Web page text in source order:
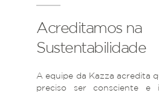
Acreditamos na
Sustentabilidade
A equipe da Kazza acredita
preciso ser consciente e